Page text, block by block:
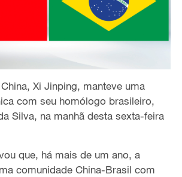
Xi Jinping, manteve uma
com seu homólogo brasileiro,
Silva, na manhã desta sexta-feira
que, há mais de um ano, a
comunidade China-Brasil com